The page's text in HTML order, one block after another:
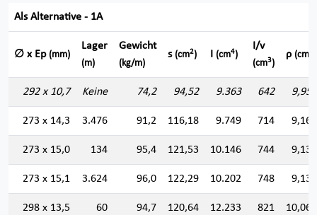
Als Alternative - 1A
∅ x Ep (mm)
Lager
(m)
Gewicht
(kg/m)
s (cm2) I (cm4)
I/v
(cm3)
ρ (cm)
292 x 10,7 Keine 74,2 94,52 9.363 642 9,952
273 x 14,3 3.476 91,2 116,18 9.749 714 9,160
273 x 15,0 134 95,4 121,53 10.146 744 9,137
273 x 15,1 3.624 96,0 122,29 10.202 748 9,133
298 x 13,5 60 94,7 120,64 12.233 821 10,069